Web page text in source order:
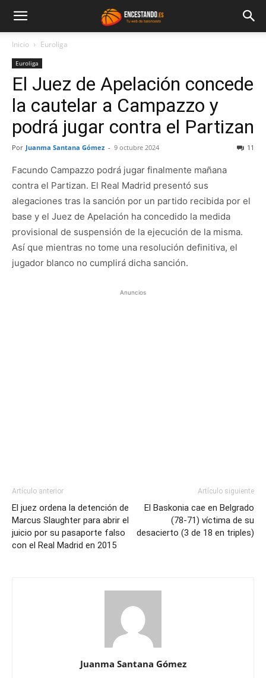
Inicio Euroliga
Euroliga
El Juez de Apelación concede
la cautelar a Campazzo y
podrá jugar contra el Partizan
Por Juanma Santana Gómez - 9 octubre 2024 11
Facundo Campazzo podrá jugar finalmente mañana
contra el Partizan. El Real Madrid presentó sus
alegaciones tras la sanción por un partido recibida por el
base y el Juez de Apelación ha concedido la medida
provisional de suspensión de la ejecución de la misma.
Así que mientras no tome una resolución definitiva, el
jugador blanco no cumplirá dicha sanción.
Anuncios
Artículo anterior
El juez ordena la detención de
Marcus Slaughter para abrir el
juicio por su pasaporte falso
con el Real Madrid en 2015
Artículo siguiente
El Baskonia cae en Belgrado
(78-71) víctima de su
desacierto (3 de 18 en triples)
Juanma Santana Gómez